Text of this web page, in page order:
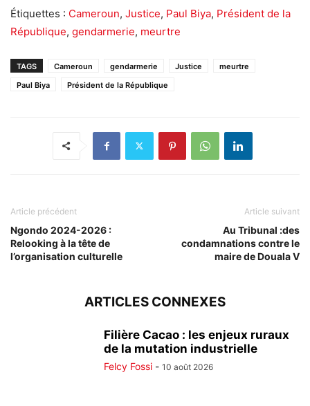
Étiquettes : Cameroun, Justice, Paul Biya, Président de la
République, gendarmerie, meurtre
TAGS Cameroun gendarmerie Justice
meurtre
Paul Biya
Président de la République
Article précédent
Ngondo 2024-2026 :
Relooking à la tête de
l’organisation culturelle
Article suivant
Au Tribunal :des
condamnations contre le
maire de Douala V
ARTICLES CONNEXES
Filière Cacao : les enjeux ruraux
de la mutation industrielle
Felcy Fossi - 10 août 2026